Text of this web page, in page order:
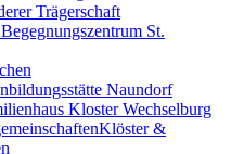
Trägerschaft
St.
Naundorf
Kloster Wechselburg
Klöster &